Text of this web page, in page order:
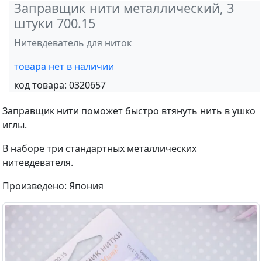
Заправщик нити металлический, 3
штуки 700.15
Нитевдеватель для ниток
товара нет в наличии
код товара: 0320657
Заправщик нити поможет быстро втянуть нить в ушко
иглы.
В наборе три стандартных металлических
нитевдевателя.
Произведено: Япония